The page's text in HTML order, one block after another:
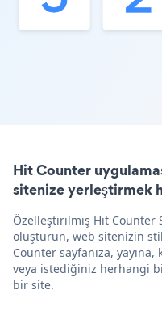
Hit Counter
sitenize yerleştirmek
Özelleştirilmiş Hit Counter
oluşturun, web sitenizin
Counter sayfanıza,
veya istediğiniz herhangi
bir site.